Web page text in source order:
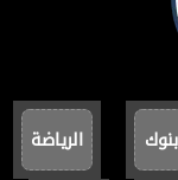
الرياضة